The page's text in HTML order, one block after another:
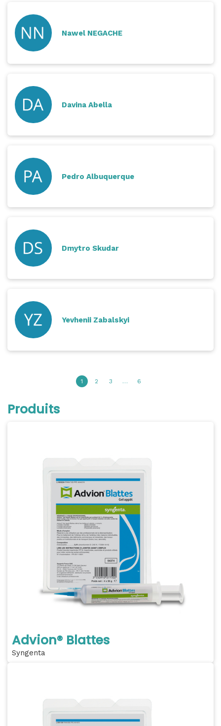
Nawel NEGACHE
Davina Abella
Pedro Albuquerque
Dmytro Skudar
Yevhenii Zabalskyi
1 2 3 … 6
Produits
Advion® Blattes
Syngenta